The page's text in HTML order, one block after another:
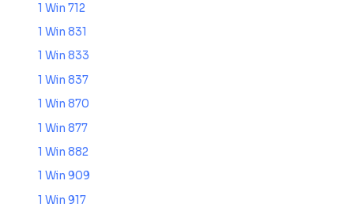
1 Win 712
1 Win 831
1 Win 833
1 Win 837
1 Win 870
1 Win 877
1 Win 882
1 Win 909
1 Win 917